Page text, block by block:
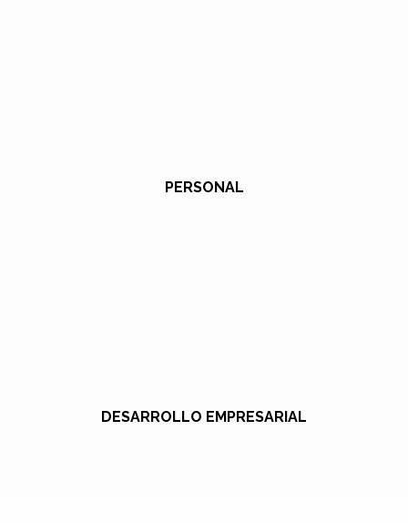
PERSONAL
DESARROLLO EMPRESARIAL